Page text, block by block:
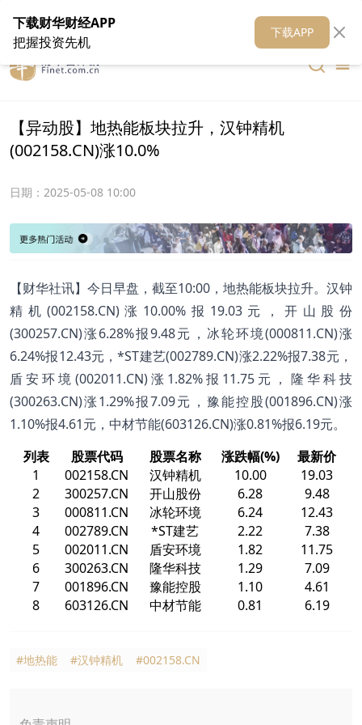
在线客服 关于我们 财华媒体矩阵 财华智库
【异动股】地热能板块拉升，汉钟精机
(002158.CN)涨10.0%
日期： 2025-05-08 10:00
【财华社讯】今日早盘，截至10:00，地热能板块拉升。汉钟
精机(002158.CN)涨10.00%报19.03元，开山股份
(300257.CN)涨6.28%报9.48元，冰轮环境(000811.CN)涨
6.24%报12.43元，*ST建艺(002789.CN)涨2.22%报7.38元，
盾安环境(002011.CN)涨1.82%报11.75元，隆华科技
(300263.CN)涨1.29%报7.09元，豫能控股(001896.CN)涨
1.10%报4.61元，中材节能(603126.CN)涨0.81%报6.19元。
列表
股票代码 股票名称 涨跌幅(%)
最新价
1
002158.CN 汉钟精机 10.00
19.03
2
300257.CN 开山股份 6.28
9.48
3
000811.CN 冰轮环境 6.24
12.43
4
002789.CN *ST建艺 2.22
7.38
5
002011.CN 盾安环境 1.82
11.75
6
300263.CN 隆华科技 1.29
7.09
7
001896.CN 豫能控股 1.10
4.61
8
603126.CN 中材节能 0.81 6.19
#地热能 #汉钟精机 #002158.CN
下载财华财经APP
把握投资先机
下载APP